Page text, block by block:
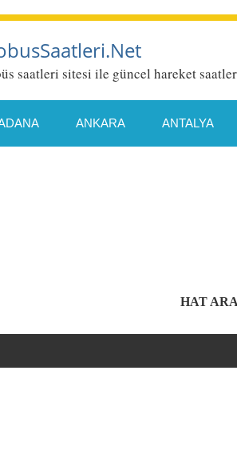
saatleri sitesi ile güncel hareket
ANKARA ANTALYA
HAT